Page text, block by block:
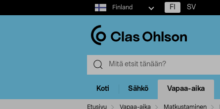
Select
market
Finland FI SV
Koti Sähkö Vapaa-aika
Etusivu Vapaa-aika Matkustaminen